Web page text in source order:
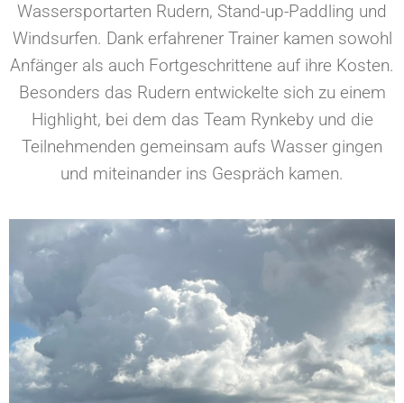
Wassersportarten Rudern, Stand-up-Paddling und
Windsurfen. Dank erfahrener Trainer kamen sowohl
Anfänger als auch Fortgeschrittene auf ihre Kosten.
Besonders das Rudern entwickelte sich zu einem
Highlight, bei dem das Team Rynkeby und die
Teilnehmenden gemeinsam aufs Wasser gingen
und miteinander ins Gespräch kamen.